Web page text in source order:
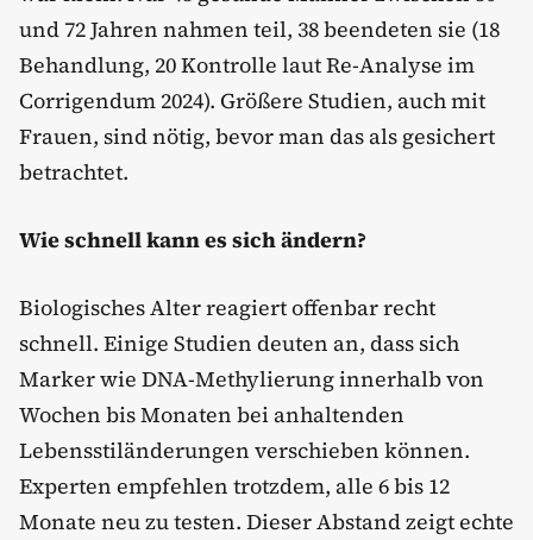
und 72 Jahren nahmen teil, 38 beendeten sie (18
Behandlung, 20 Kontrolle laut Re-Analyse im
Corrigendum 2024). Größere Studien, auch mit
Frauen, sind nötig, bevor man das als gesichert
betrachtet.
Wie schnell kann es sich ändern?
Biologisches Alter reagiert offenbar recht
schnell. Einige Studien deuten an, dass sich
Marker wie DNA-Methylierung innerhalb von
Wochen bis Monaten bei anhaltenden
Lebensstiländerungen verschieben können.
Experten empfehlen trotzdem, alle 6 bis 12
Monate neu zu testen. Dieser Abstand zeigt echte